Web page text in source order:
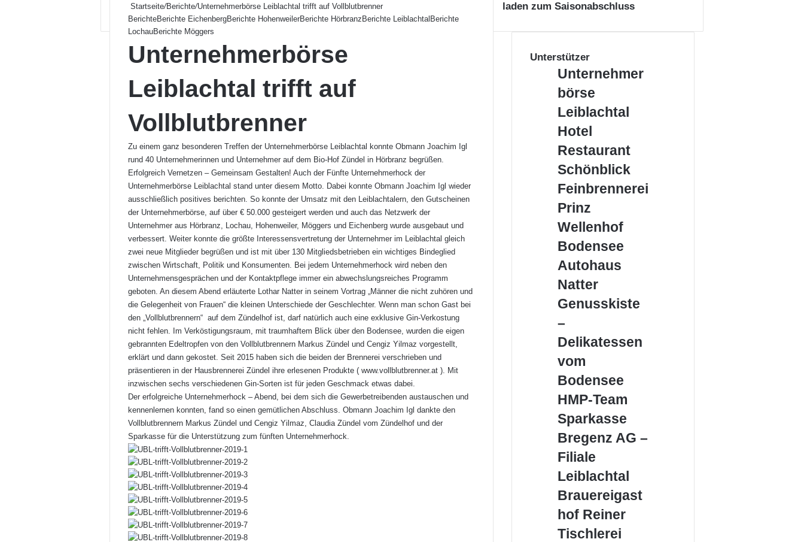
Startseite/Berichte/Unternehmerbörse Leiblachtal trifft auf Vollblutbrenner
BerichteBerichte EichenbergBerichte HohenweilerBerichte Hörbranz Berichte Leiblachtal Berichte
LochauBerichte Möggers
Unternehmerbörse
Leiblachtal trifft auf
Vollblutbrenner
Zu einem ganz besonderen Treffen der Unternehmerbörse Leiblachtal konnte Obmann Joachim Igl
rund 40 Unternehmerinnen und Unternehmer auf dem Bio-Hof Zündel in Hörbranz begrüßen.
Erfolgreich Vernetzen – Gemeinsam Gestalten! Auch der Fünfte Unternehmerhock der
Unternehmerbörse Leiblachtal stand unter diesem Motto. Dabei konnte Obmann Joachim Igl wieder
ausschließlich positives berichten. So konnte der Umsatz mit den Leiblachtalern, den Gutscheinen
der Unternehmerbörse, auf über € 50.000 gesteigert werden und auch das Netzwerk der
Unternehmer aus Hörbranz, Lochau, Hohenweiler, Möggers und Eichenberg wurde ausgebaut und
verbessert. Weiter konnte die größte Interessensvertretung der Unternehmer im Leiblachtal gleich
zwei neue Mitglieder begrüßen und ist mit über 130 Mitgliedsbetrieben ein wichtiges Bindeglied
zwischen Wirtschaft, Politik und Konsumenten. Bei jedem Unternehmerhock wird neben den
Unternehmensgesprächen und der Kontaktpflege immer ein abwechslungsreiches Programm
geboten. An diesem Abend erläuterte Lothar Natter in seinem Vortrag „Männer die nicht zuhören und
die Gelegenheit von Frauen“ die kleinen Unterschiede der Geschlechter. Wenn man schon Gast bei
den „Vollblutbrennern“ auf dem Zündelhof ist, darf natürlich auch eine exklusive Gin-Verkostung
nicht fehlen. Im Verköstigungsraum, mit traumhaftem Blick über den Bodensee, wurden die eigen
gebrannten Edeltropfen von den Vollblutbrennern Markus Zündel und Cengiz Yilmaz vorgestellt,
erklärt und dann gekostet. Seit 2015 haben sich die beiden der Brennerei verschrieben und
präsentieren in der Hausbrennerei Zündel ihre erlesenen Produkte ( www.vollblutbrenner.at ). Mit
inzwischen sechs verschiedenen Gin-Sorten ist für jeden Geschmack etwas dabei.
Der erfolgreiche Unternehmerhock – Abend, bei dem sich die Gewerbetreibenden austauschen und
kennenlernen konnten, fand so einen gemütlichen Abschluss. Obmann Joachim Igl dankte den
Vollblutbrennern Markus Zündel und Cengiz Yilmaz, Claudia Zündel vom Zündelhof und der
Sparkasse für die Unterstützung zum fünften Unternehmerhock.
laden zum Saisonabschluss
Unterstützer
Unternehmerbörse
Unternehmer
börse
Leiblachtal
Hotel
Schönblick
Hotel
Restaurant
Schönblick
Feinbrennerei
Feinbrennerei
Prinz
Wellenhof
Wellenhof
Bodensee
Autohaus
Autohaus
Natter
Genusskiste
Delikatessen
vom
Genusskiste
–
Delikatessen
vom
Bodensee
HMP-
HMP-Team
Sparkasse
Bregenz
AG
–
Leiblachtal
Sparkasse
Bregenz AG –
Filiale
Leiblachtal
Brauereigasthof
Brauereigast
hof Reiner
Tischlerei
Tischlerei